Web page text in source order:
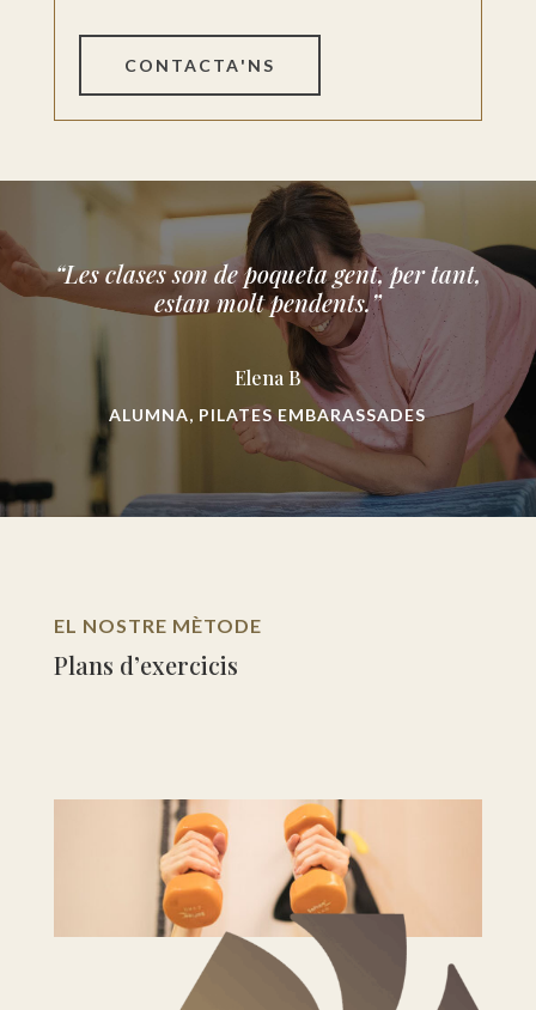
CONTACTA'NS
“Les clases son de poqueta gent, per tant,
estan molt pendents.”
Elena B
ALUMNA, PILATES EMBARASSADES
EL NOSTRE MÈTODE
Plans d’exercicis